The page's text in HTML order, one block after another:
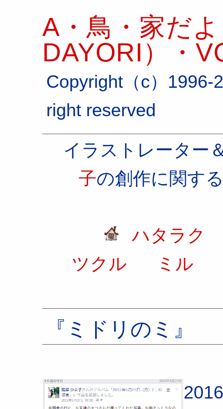
A・鳥・家だ
DAYORI）・
Copyright（c）
right reserved
イラストレーター
子の創作に関す
ハタラク
ツクル
ミル
『ミドリのミ』